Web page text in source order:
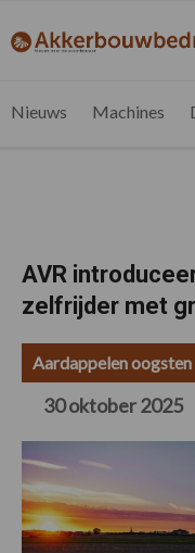
de
de
de
de
akkerbouwbedrijf.be
Nieuws
Nieuws Machines
AVR
zelfrijder met
Aardappelen oogsten
30 oktober 2025